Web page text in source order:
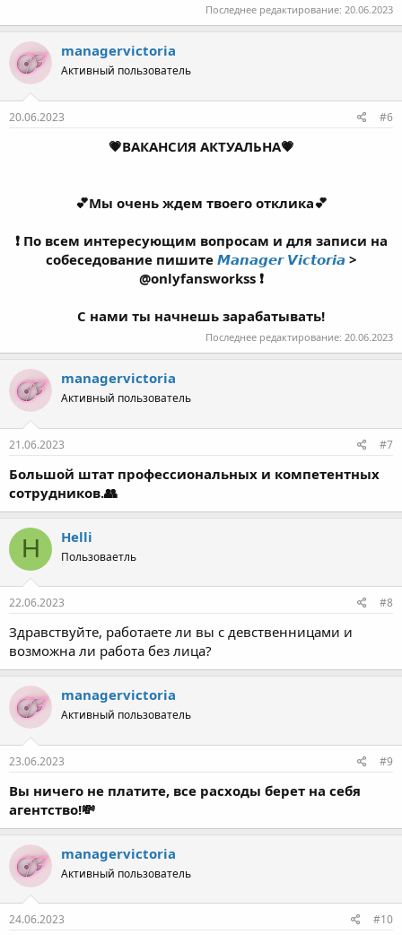
Последнее редактирование: 20.06.2023
managervictoria
Активный пользователь
20.06.2023 #6
💗ВАКАНСИЯ АКТУАЛЬНА💗
💕Мы очень ждем твоего отклика💕
❗ По всем интересующим вопросам и для записи на
собеседование пишите 𝙈𝙖𝙣𝙖𝙜𝙚𝙧 𝙑𝙞𝙘𝙩𝙤𝙧𝙞𝙖>
@onlyfansworkss ❗
С нами ты начнешь зарабатывать!
Последнее редактирование: 20.06.2023
managervictoria
Активный пользователь
21.06.2023 #7
Большой штат профессиональных и компетентных
сотрудников.👥
H Helli
Пользоваетль
22.06.2023 #8
Здравствуйте, работаете ли вы с девственницами и
возможна ли работа без лица?
managervictoria
Активный пользователь
23.06.2023 #9
Вы ничего не платите, все расходы берет на себя
агентство!💸
managervictoria
Активный пользователь
24.06.2023 #10